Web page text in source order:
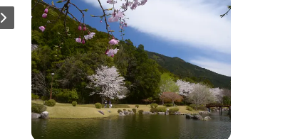
直線距離：323m
旅館 ニューうず潮